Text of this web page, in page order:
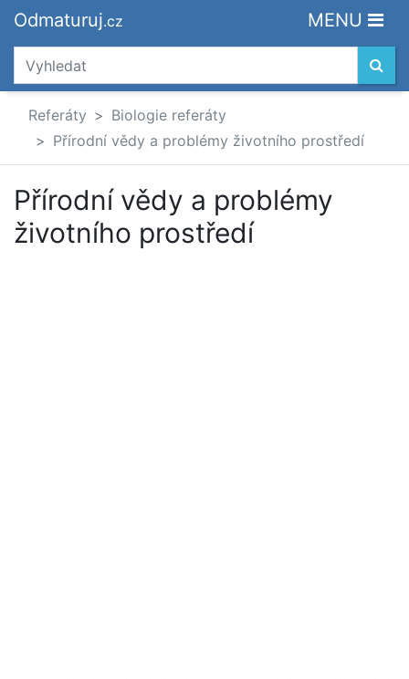
Odmaturuj.cz MENU
Referáty
Biologie referáty
Přírodní vědy a problémy životního prostředí
Přírodní vědy a problémy
životního prostředí